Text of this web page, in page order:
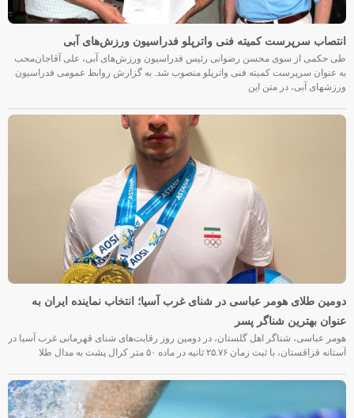
انتصاب سرپرست کمیته فنی واترپلو فدراسیون ورزش‌های آبی
طی حکمی از سوی محسن رضوانی رئیس فدراسیون ورزش‌های آبی، علی آقاجان‌محب
به عنوان سرپرست کمیته فنی واترپلو منصوب شد. به گزارش روابط عمومی فدراسیون
ورزشهای آبی، در متن این
دومین طلای هومر عباسی در شنای غرب آسیا؛ انتخاب نماینده ایران به
عنوان بهترین شناگر پسر
هومر عباسی، شناگر اهل گلستان، در دومین روز رقابت‌های شنای قهرمانی غرب آسیا در
آستانه قزاقستان، با ثبت زمان ۲۵.۷۶ ثانیه در ماده ۵۰ متر کرال پشت به مدال طلا